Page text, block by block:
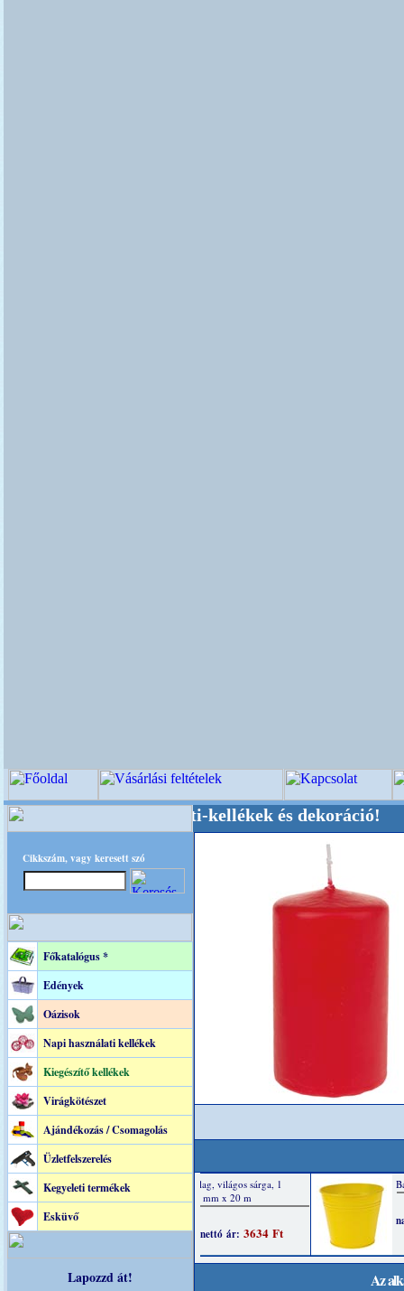
Cikkszám, vagy keresett szó
Főkatalógus *
Edények
Oázisok
Napi használati kellékek
Kiegészítő kellékek
Virágkötészet
Ajándékozás / Csomagolás
Üzletfelszerelés
Kegyeleti termékek
Esküvő
Lapozzd át!
, Kegyeleti-kellékek és dekoráció!
Az